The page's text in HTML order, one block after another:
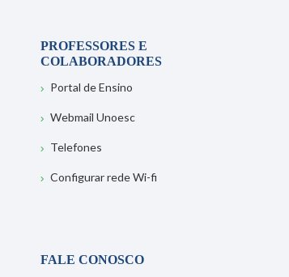
PROFESSORES E
COLABORADORES
Portal de Ensino
Webmail Unoesc
Telefones
Configurar rede Wi-fi
FALE CONOSCO